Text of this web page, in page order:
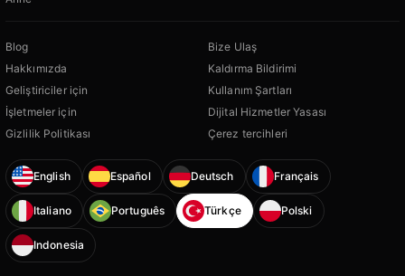
Blog
Hakkımızda
Geliştiriciler için
İşletmeler için
Gizlilik Politikası
Bize Ulaş
Kaldırma Bildirimi
Kullanım Şartları
Dijital Hizmetler Yasası
Çerez tercihleri
English Español Deutsch Français
Italiano Português Türkçe Polski
Indonesia